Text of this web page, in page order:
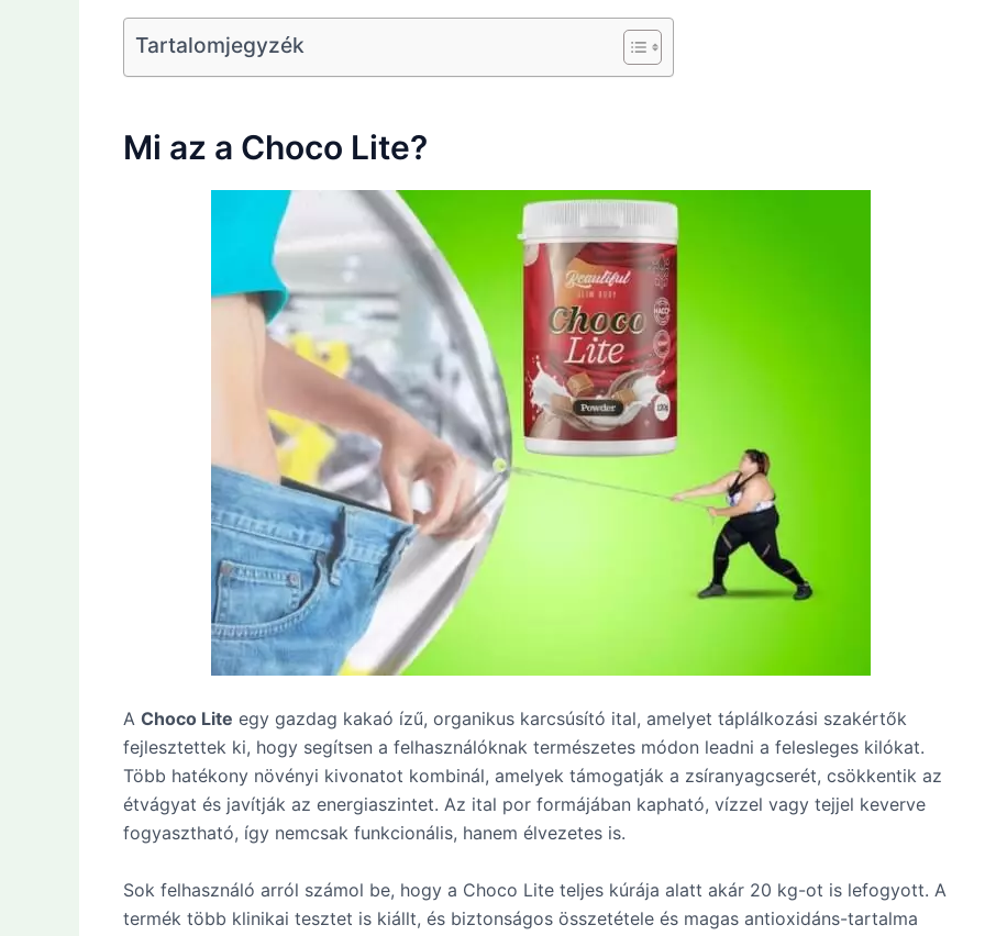
Tartalomjegyzék
Mi az a Choco Lite?
A Choco Lite egy gazdag kakaó ízű, organikus karcsúsító ital, amelyet táplálkozási szakértők
fejlesztettek ki, hogy segítsen a felhasználóknak természetes módon leadni a felesleges kilókat.
Több hatékony növényi kivonatot kombinál, amelyek támogatják a zsíranyagcserét, csökkentik az
étvágyat és javítják az energiaszintet. Az ital por formájában kapható, vízzel vagy tejjel keverve
fogyasztható, így nemcsak funkcionális, hanem élvezetes is.
Sok felhasználó arról számol be, hogy a Choco Lite teljes kúrája alatt akár 20 kg-ot is lefogyott. A
termék több klinikai tesztet is kiállt, és biztonságos összetétele és magas antioxidáns-tartalma